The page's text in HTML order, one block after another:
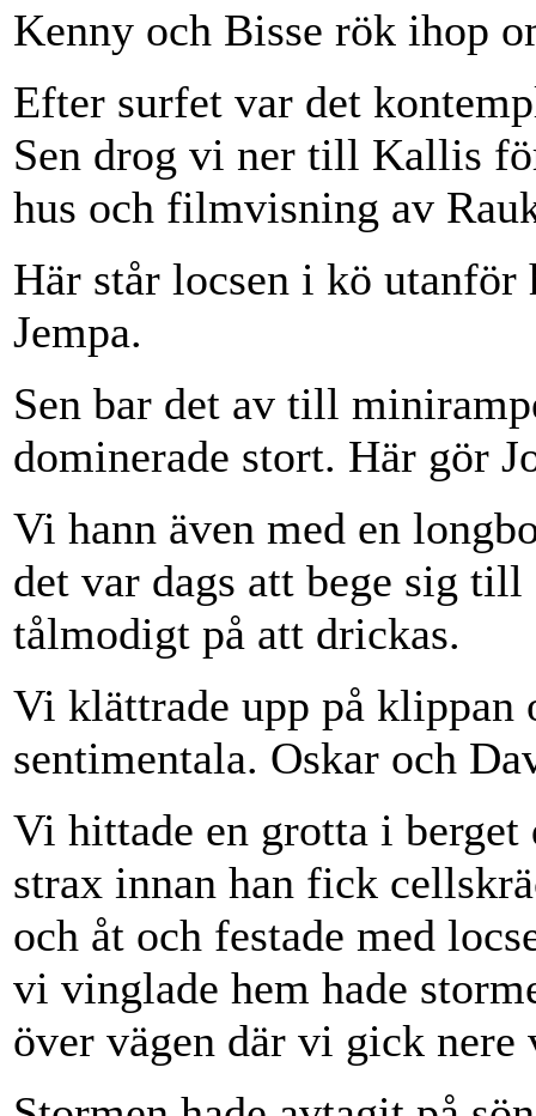
Kenny och Bisse rök ihop
Efter surfet var det
Sen drog vi ner till Kallis
hus och filmvisning av
Här står locsen i kö utanför
Jempa.
Sen bar det av till
dominerade stort. Här gör
Vi hann även med en
det var dags att bege sig
tålmodigt på att drickas.
Vi klättrade upp på klippan
sentimentala. Oskar och
Vi hittade en grotta i berget
strax innan han fick
och åt och festade med
vi vinglade hem hade
över vägen där vi gick nere